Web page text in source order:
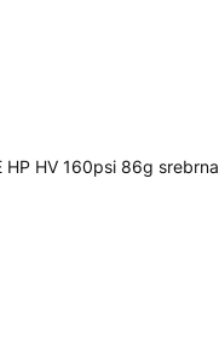
HP HV 160psi 86g srebrna